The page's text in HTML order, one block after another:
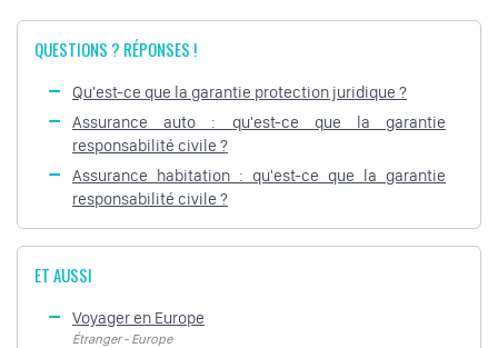
QUESTIONS ? RÉPONSES !
Qu'est-ce que la garantie protection juridique ?
Assurance auto : qu'est-ce que la garantie
responsabilité civile ?
Assurance habitation : qu'est-ce que la garantie
responsabilité civile ?
ET AUSSI
Voyager en Europe
Étranger - Europe